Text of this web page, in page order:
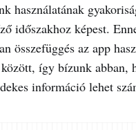
használatának
időszakhoz képest.
összefüggés az app
között, így bízunk abban,
információ lehet